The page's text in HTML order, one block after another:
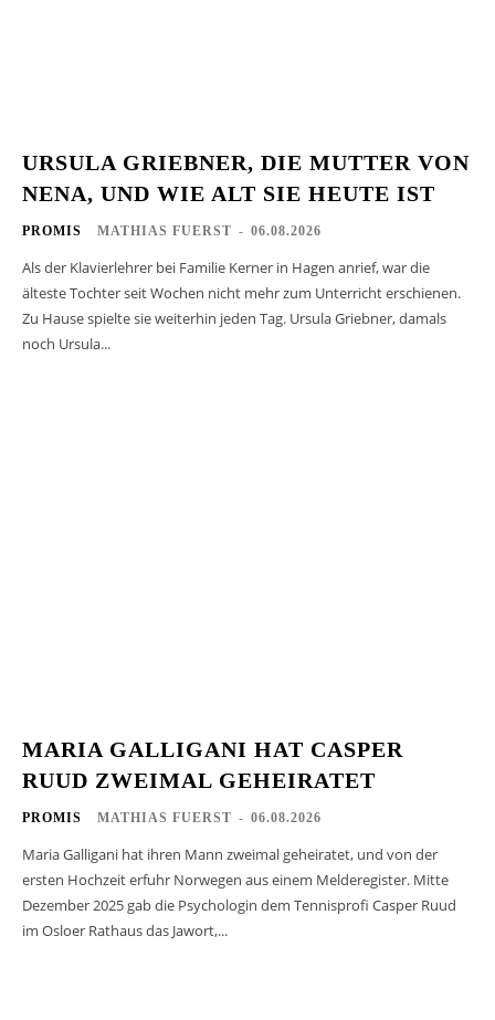
URSULA GRIEBNER, DIE MUTTER VON
NENA, UND WIE ALT SIE HEUTE IST
PROMIS MATHIAS FUERST - 06.08.2026
Als der Klavierlehrer bei Familie Kerner in Hagen anrief, war die
älteste Tochter seit Wochen nicht mehr zum Unterricht erschienen.
Zu Hause spielte sie weiterhin jeden Tag. Ursula Griebner, damals
noch Ursula...
MARIA GALLIGANI HAT CASPER
RUUD ZWEIMAL GEHEIRATET
PROMIS MATHIAS FUERST - 06.08.2026
Maria Galligani hat ihren Mann zweimal geheiratet, und von der
ersten Hochzeit erfuhr Norwegen aus einem Melderegister. Mitte
Dezember 2025 gab die Psychologin dem Tennisprofi Casper Ruud
im Osloer Rathaus das Jawort,...